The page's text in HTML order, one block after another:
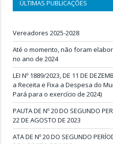
ÚLTIMAS PUBLICAÇÕES
Vereadores 2025-2028
Até o momento, não foram
no ano de 2024
LEI Nº 1889/2023, DE 11 DE
a Receita e Fixa a Despesa do
Pará para o exercício de 2024)
PAUTA DE Nº 20 DO SEGUNDO
22 DE AGOSTO DE 2023
ATA DE Nº 20 DO SEGUNDO